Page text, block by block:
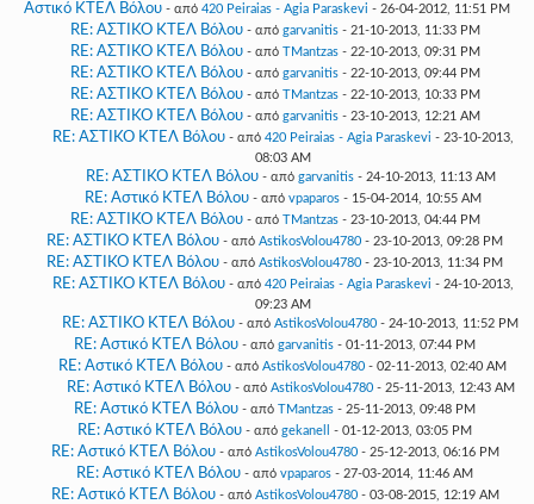
Σύνδεση
Εγγραφή
Αστικό ΚΤΕΛ Βόλου - από 420 Peiraias - Agia Paraskevi - 26-04-2012, 11:51 PM
RE: ΑΣΤΙΚΟ ΚΤΕΛ Βόλου - από garvanitis- 21-10-2013, 11:33 PM
RE: ΑΣΤΙΚΟ ΚΤΕΛ Βόλου - από TMantzas- 22-10-2013, 09:31 PM
RE: ΑΣΤΙΚΟ ΚΤΕΛ Βόλου - από garvanitis- 22-10-2013, 09:44 PM
RE: ΑΣΤΙΚΟ ΚΤΕΛ Βόλου - από TMantzas- 22-10-2013, 10:33 PM
RE: ΑΣΤΙΚΟ ΚΤΕΛ Βόλου - από garvanitis- 23-10-2013, 12:21 AM
RE: ΑΣΤΙΚΟ ΚΤΕΛ Βόλου - από 420 Peiraias - Agia Paraskevi - 23-10-2013,
08:03 AM
RE: ΑΣΤΙΚΟ ΚΤΕΛ Βόλου - από garvanitis- 24-10-2013, 11:13 AM
RE: Αστικό ΚΤΕΛ Βόλου - από vpaparos- 15-04-2014, 10:55 AM
RE: ΑΣΤΙΚΟ ΚΤΕΛ Βόλου - από TMantzas- 23-10-2013, 04:44 PM
RE: ΑΣΤΙΚΟ ΚΤΕΛ Βόλου - από AstikosVolou4780 - 23-10-2013, 09:28 PM
RE: ΑΣΤΙΚΟ ΚΤΕΛ Βόλου - από AstikosVolou4780 - 23-10-2013, 11:34 PM
RE: ΑΣΤΙΚΟ ΚΤΕΛ Βόλου - από 420 Peiraias - Agia Paraskevi - 24-10-2013,
09:23 AM
RE: ΑΣΤΙΚΟ ΚΤΕΛ Βόλου - από AstikosVolou4780 - 24-10-2013, 11:52 PM
RE: Αστικό ΚΤΕΛ Βόλου - από garvanitis - 01-11-2013, 07:44 PM
RE: Αστικό ΚΤΕΛ Βόλου - από AstikosVolou4780 - 02-11-2013, 02:40 AM
RE: Αστικό ΚΤΕΛ Βόλου - από AstikosVolou4780- 25-11-2013, 12:43 AM
RE: Αστικό ΚΤΕΛ Βόλου - από TMantzas - 25-11-2013, 09:48 PM
RE: Αστικό ΚΤΕΛ Βόλου - από gekanell - 01-12-2013, 03:05 PM
RE: Αστικό ΚΤΕΛ Βόλου - από AstikosVolou4780- 25-12-2013, 06:16 PM
RE: Αστικό ΚΤΕΛ Βόλου - από vpaparos - 27-03-2014, 11:46 AM
RE: Αστικό ΚΤΕΛ Βόλου - από AstikosVolou4780- 03-08-2015, 12:19 AM